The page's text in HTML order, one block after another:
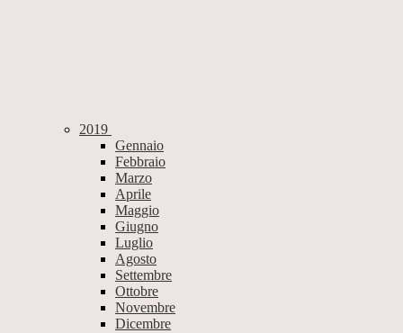
2019
Gennaio
Febbraio
Marzo
Aprile
Maggio
Giugno
Luglio
Agosto
Settembre
Ottobre
Novembre
Dicembre